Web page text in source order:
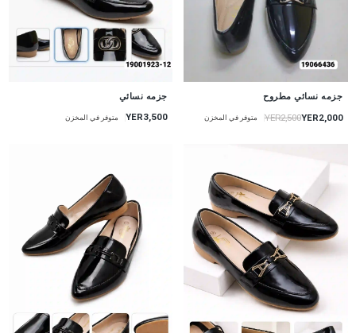
جزمه نسائي مطروح
YER2,000
YER2,500 متوفر في المخزن
جزمه نسائي
YER3,500 متوفر في المخزن